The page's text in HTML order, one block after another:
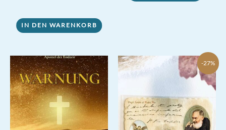
IN DEN WARENKORB
-27%